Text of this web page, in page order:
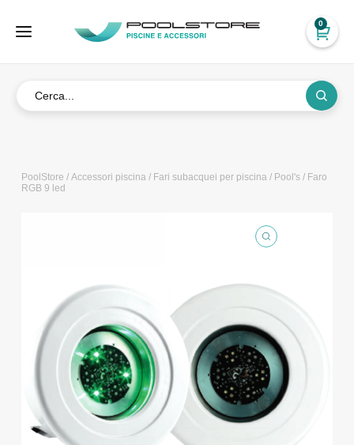
0
PoolStore / Accessori piscina/ Fari subacquei per piscina/ Pool's/ Faro
RGB 9 led